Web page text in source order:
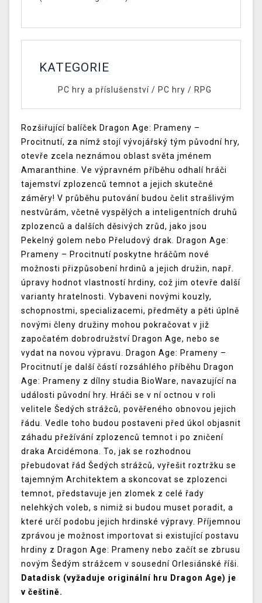
KATEGORIE
PC hry a příslušenství/ PC hry / RPG
Rozšiřující balíček Dragon Age: Prameny –
Procitnutí, za nímž stojí vývojářský tým původní hry,
otevře zcela neznámou oblast světa jménem
Amaranthine. Ve výpravném příběhu odhalí hráči
tajemství zplozenců temnot a jejich skutečné
záměry! V průběhu putování budou čelit strašlivým
nestvůrám, včetně vyspělých a inteligentních druhů
zplozenců a dalších děsivých zrůd, jako jsou
Pekelný golem nebo Přeludový drak. Dragon Age:
Prameny – Procitnutí poskytne hráčům nové
možnosti přizpůsobení hrdinů a jejich družin, např.
úpravy hodnot vlastností hrdiny, což jim otevře další
varianty hratelnosti. Vybaveni novými kouzly,
schopnostmi, specializacemi, předměty a pěti úplně
novými členy družiny mohou pokračovat v již
započatém dobrodružství Dragon Age, nebo se
vydat na novou výpravu. Dragon Age: Prameny –
Procitnutí je další částí rozsáhlého příběhu Dragon
Age: Prameny z dílny studia BioWare, navazující na
události původní hry. Hráči se v ní octnou v roli
velitele Šedých strážců, pověřeného obnovou jejich
řádu. Vedle toho budou postaveni před úkol objasnit
záhadu přežívání zplozenců temnot i po zničení
draka Arcidémona. To, jak se rozhodnou
přebudovat řád Šedých strážců, vyřešit roztržku se
tajemným Architektem a skoncovat se zplozenci
temnot, představuje jen zlomek z celé řady
nelehkých voleb, s nimiž si budou muset poradit, a
které určí podobu jejich hrdinské výpravy. Příjemnou
zprávou je možnost importovat si existující postavu
hrdiny z Dragon Age: Prameny nebo začít se zbrusu
novým Šedým strážcem v sousední Orlesiánské říši.
Datadisk (vyžaduje originální hru Dragon Age) je
v češtině.